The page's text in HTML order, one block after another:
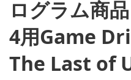
ログラム商
4用Game
The Last of